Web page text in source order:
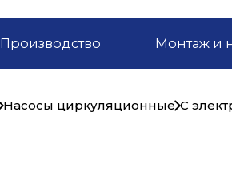
Производство Монтаж и
Насосы циркуляционные С